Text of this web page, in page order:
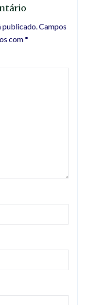
publicado.Campos
com*